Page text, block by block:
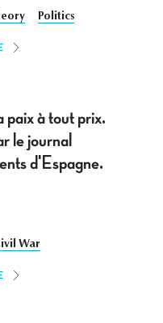
Politics
paix à tout prix.
le journal
d'Espagne.
War